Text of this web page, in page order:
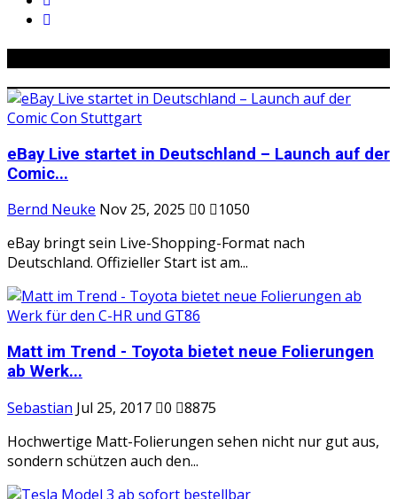
eBay Live startet in Deutschland – Launch auf der
Comic...
Bernd Neuke Nov 25, 2025 0
1050
eBay bringt sein Live-Shopping-Format nach
Deutschland. Offizieller Start ist am...
Matt im Trend - Toyota bietet neue Folierungen
ab Werk...
Sebastian Jul 25, 2017 0
8875
Hochwertige Matt-Folierungen sehen nicht nur gut aus,
sondern schützen auch den...